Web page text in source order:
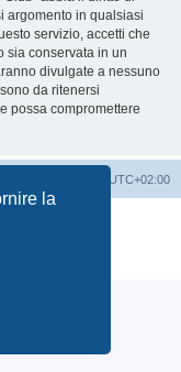
la
argomento in qualsiasi
servizio, accetti che
sia conservata in un
divulgate a nessuno
da ritenersi
possa compromettere
UTC+02:00
Limited